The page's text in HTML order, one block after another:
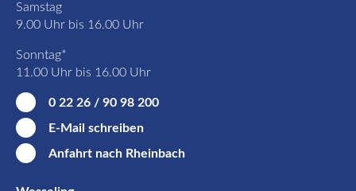
Samstag
9.00 Uhr bis 16.00 Uhr
Sonntag*
11.00 Uhr bis 16.00 Uhr
0 22 26 / 90 98 200
E-Mail schreiben
Anfahrt nach Rheinbach